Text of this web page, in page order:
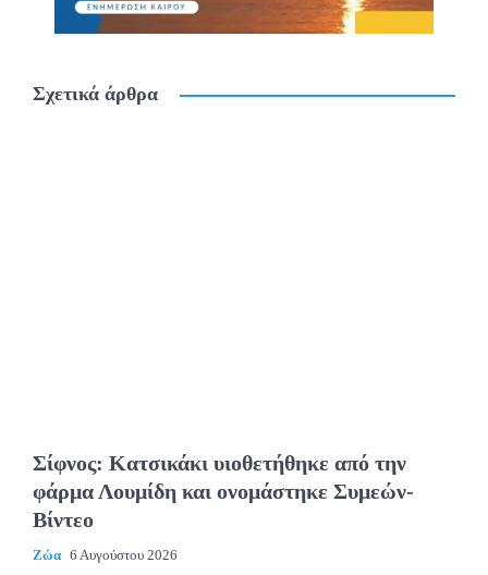
Σχετικά άρθρα
Σίφνος: Κατσικάκι υιοθετήθηκε από την
φάρμα Λουμίδη και ονομάστηκε Συμεών-
Βίντεο
Ζώα 6 Αυγούστου 2026